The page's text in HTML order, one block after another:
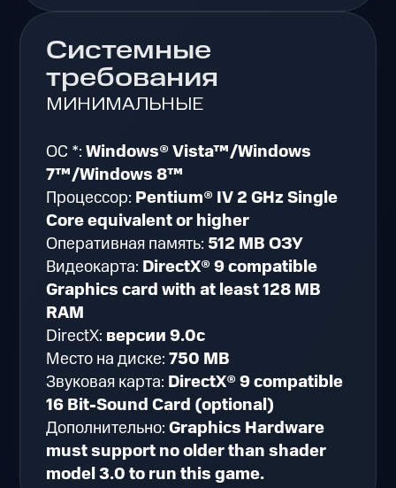
Системные
требования
МИНИМАЛЬНЫЕ
ОС *:Windows® Vista™/Windows
7™/Windows 8™
Процессор: Pentium® IV 2 GHz Single
Core equivalent or higher
Оперативная память:512 MB ОЗУ
Видеокарта: DirectX® 9 compatible
Graphics card with at least 128 MB
RAM
DirectX: версии 9.0c
Место на диске:750 MB
Звуковая карта: DirectX® 9 compatible
16 Bit-Sound Card (optional)
Дополнительно:Graphics Hardware
must support no older than shader
model 3.0 to run this game.